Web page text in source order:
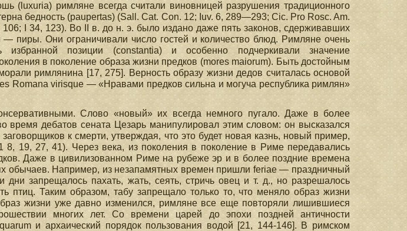
(luxuria) римляне всегда считали виновницей разрушения традиционного
бедность (paupertas) (Sall. Cat. Con. 12; Iuv. 6, 289—293; Cic. Pro Rosc. Am.
I 34, 123). Во II в. до н. э. было издано даже пять законов, сдерживавших
— пиры. Они ограничивали число гостей и количество блюд. Римляне очень
избранной позиции (constantia) и особенно подчеркивали значение
в поколение образа жизни предков (mores maiorum). Быть достойным
римлянина [17, 275]. Верность образу жизни дедов считалась основой
Romana virisque — «Нравами предков сильна и могуча республика римлян»
Слово «новый» их всегда немного пугало. Даже в более
время дебатов сената Цезарь манипулировал этим словом: он высказался
к смерти, утверждая, что это будет новая казнь, новый пример,
19, 27, 41). Через века, из поколения в поколение в Риме передавались
Даже в цивилизованном Риме на рубеже эр и в более поздние времена
обычаев. Например, из незапамятных времен пришли feriae — праздничный
запрещалось пахать, жать, сеять, стричь овец и т. д., но разрешалось
птиц. Таким образом, табу запрещало только то, что меняло образ жизни
жизни уже давно изменился, римляне все еще повторяли лишившиеся
многих лет. Со времени царей до эпохи поздней античности
и архаический порядок пользования водой [21, 144-146]. В римском